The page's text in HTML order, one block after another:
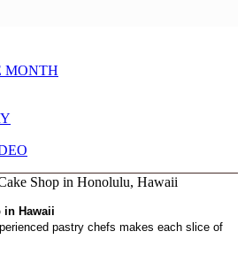
MONTH
in Hawaii
pastry chefs makes each slice of